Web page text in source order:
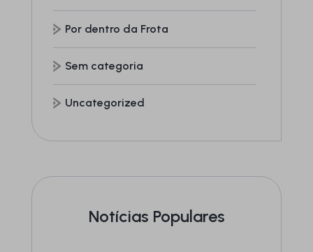
Por dentro da Frota
Sem categoria
Uncategorized
Notícias Populares